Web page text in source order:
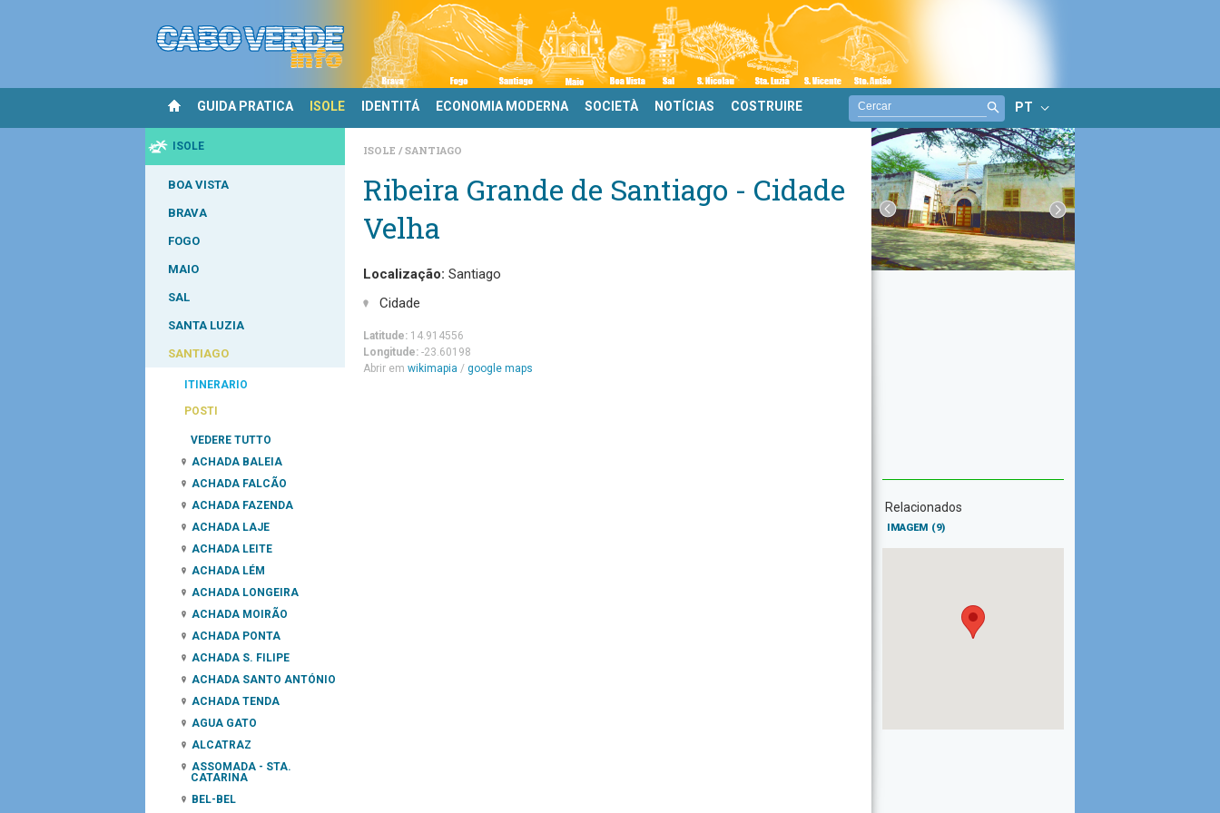
GUIDA PRATICA ISOLE IDENTITÁ ECONOMIA MODERNA SOCIETÀ NOTÍCIAS COSTRUIRE PT
ISOLE
BOA VISTA
BRAVA
FOGO
MAIO
SAL
SANTA LUZIA
SANTIAGO
ITINERARIO
POSTI
VEDERE TUTTO
ACHADA BALEIA
ACHADA FALCÃO
ACHADA FAZENDA
ACHADA LAJE
ACHADA LEITE
ACHADA LÉM
ACHADA LONGEIRA
ACHADA MOIRÃO
ACHADA PONTA
ACHADA S. FILIPE
ACHADA SANTO ANTÓNIO
ACHADA TENDA
AGUA GATO
ALCATRAZ
ASSOMADA - STA.
CATARINA
BEL-BEL
ISOLE SANTIAGO
Ribeira Grande de Santiago - Cidade
Velha
Localização: Santiago
Cidade
Latitude: 14.914556
Longitude: -23.60198
Abrir em wikimapia / google maps
Relacionados
IMAGEM (9)